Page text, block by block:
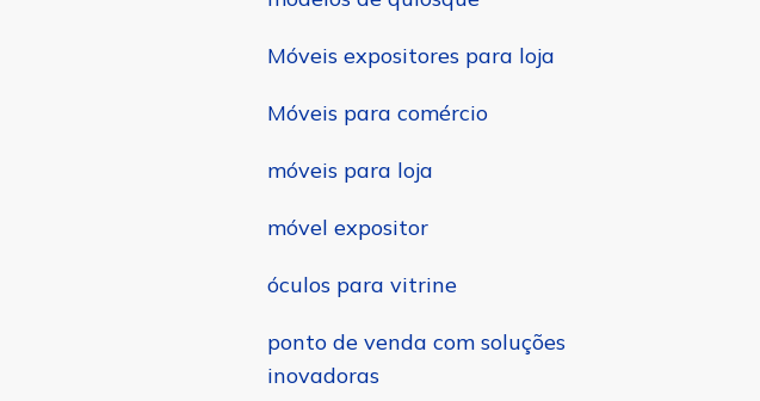
Móveis expositores para loja
Móveis para comércio
móveis para loja
móvel expositor
óculos para vitrine
ponto de venda com soluções
inovadoras